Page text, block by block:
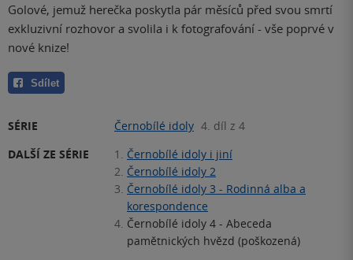
Golové, jemuž herečka poskytla pár měsíců před svou smrtí
exkluzivní rozhovor a svolila i k fotografování - vše poprvé v
nové knize!
Sdílet
SÉRIE Černobílé idoly 4. díl z 4
DALŠÍ ZE SÉRIE
1.
Černobílé idoly i jiní
2. Černobílé idoly 2
3. Černobílé idoly 3 - Rodinná alba a
korespondence
4. Černobílé idoly 4 - Abeceda
pamětnických hvězd (poškozená)